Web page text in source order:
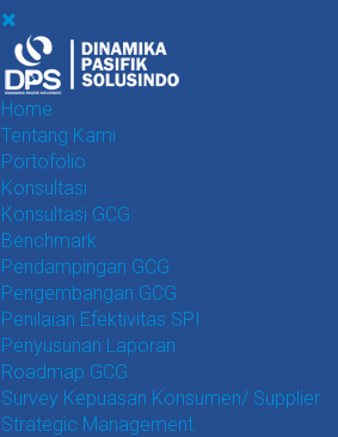
Home
Tentang Kami
Portofolio
Konsultasi
Konsultasi GCG
Benchmark
Pendampingan GCG
Pengembangan GCG
Penilaian Efektivitas SPI
Penyusunan Laporan
Roadmap GCG
Survey Kepuasan Konsumen/ Supplier
Strategic Management